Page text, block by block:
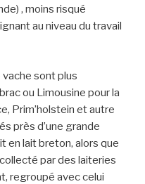
, moins risqué
au niveau du travail
sont plus
ou Limousine pour la
Prim’holstein et autre
près d’une grande
en lait breton, alors que
par des laiteries
regroupé avec celui